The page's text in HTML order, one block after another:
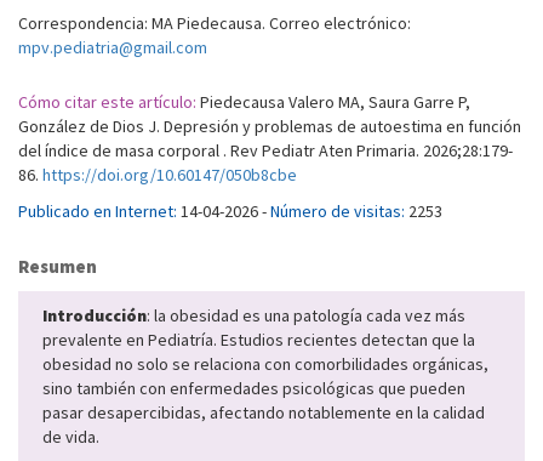
Correspondencia: MA Piedecausa. Correo electrónico:
mpv.pediatria@gmail.com
Cómo citar este artículo: Piedecausa Valero MA, Saura Garre P,
González de Dios J. Depresión y problemas de autoestima en función
del índice de masa corporal . Rev Pediatr Aten Primaria. 2026;28:179-
86. https://doi.org/10.60147/050b8cbe
Publicado en Internet: 14-04-2026 -Número de visitas: 2253
Resumen
Introducción: la obesidad es una patología cada vez más
prevalente en Pediatría. Estudios recientes detectan que la
obesidad no solo se relaciona con comorbilidades orgánicas,
sino también con enfermedades psicológicas que pueden
pasar desapercibidas, afectando notablemente en la calidad
de vida.